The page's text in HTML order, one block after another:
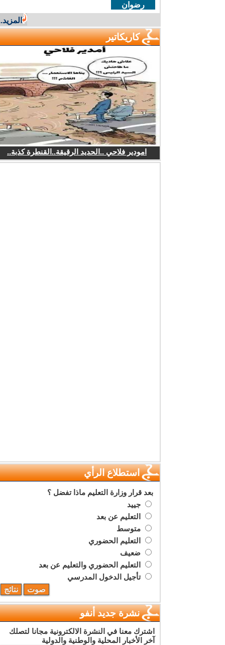
رضوان
المزيد...
كاريكاتير
امودير فلاحي ..الحديد الرقيقة..القنطرة كذبة..
استطلاع الرأي
بعد قرار وزارة التعليم ماذا تفضل ؟
جييد
التعليم عن بعد
متوسط
التعليم الحضوري
ضعيف
التعليم الحضوري والتعليم عن بعد
تأجيل الدخول المدرسي
نشرة جديد أنفو
اشترك معنا في النشرة الالكترونية مجانا لتصلك
آخر الأخبار المحلية والوطنية والدولية